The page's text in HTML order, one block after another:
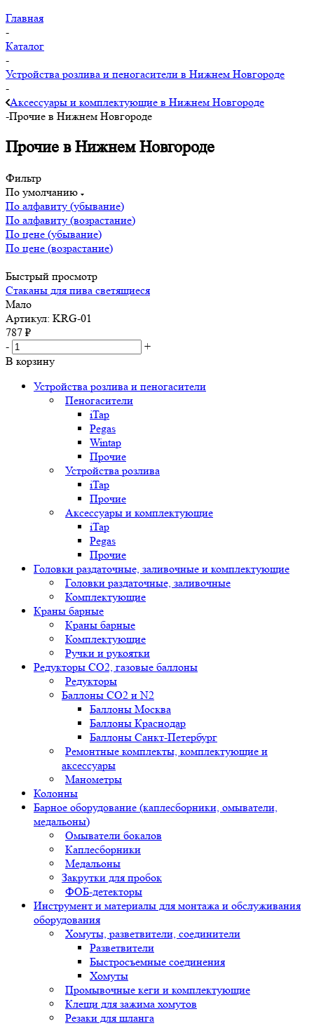
Главная
-
Каталог
-
Устройства розлива и пеногасители в Нижнем Новгороде
-
Аксессуары и комплектующие в Нижнем Новгороде
-Прочие в Нижнем Новгороде
Прочие в Нижнем Новгороде
Фильтр
По умолчанию
По алфавиту (убывание)
По алфавиту (возрастание)
По цене (убывание)
По цене (возрастание)
Быстрый просмотр
Стаканы для пива светящиеся
Мало
Артикул: KRG-01
787 ₽
-
+
В корзину
Устройства розлива и пеногасители
Пеногасители
iTap
Pegas
Wintap
Прочие
Устройства розлива
iTap
Прочие
Аксессуары и комплектующие
iTap
Pegas
Прочие
Головки раздаточные, заливочные и комплектующие
Головки раздаточные, заливочные
Комплектующие
Краны барные
Краны барные
Комплектующие
Ручки и рукоятки
Редукторы СО2, газовые баллоны
Редукторы
Баллоны СО2 и N2
Баллоны Москва
Баллоны Краснодар
Баллоны Санкт-Петербург
Ремонтные комплекты, комплектующие и
аксессуары
Манометры
Колонны
Барное оборудование (каплесборники, омыватели,
медальоны)
Омыватели бокалов
Каплесборники
Медальоны
Закрутки для пробок
ФОБ-детекторы
Инструмент и материалы для монтажа и обслуживания
оборудования
Хомуты, разветвители, соединители
Разветвители
Быстросъемные соединения
Хомуты
Промывочные кеги и комплектующие
Клещи для зажима хомутов
Резаки для шланга